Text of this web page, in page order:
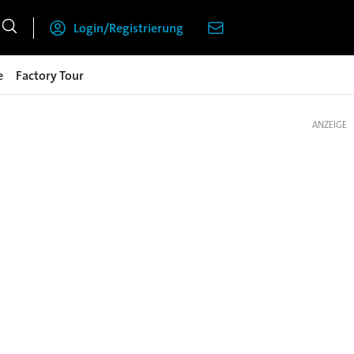
Login/Registrierung
Factory Tour
ANZEIGE